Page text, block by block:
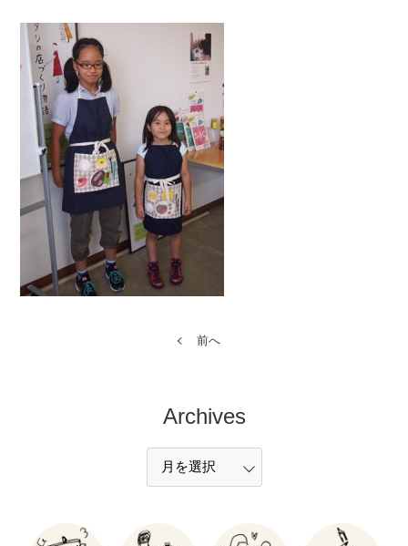
前へ
Archives